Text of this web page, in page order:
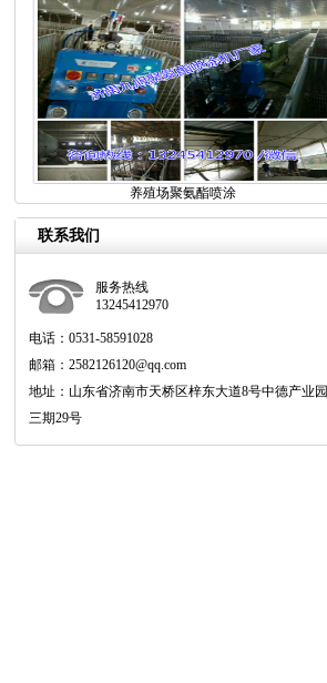
养殖场聚氨酯喷涂
联系我们
服务热线
13245412970
电话：0531-58591028
邮箱：2582126120@qq.com
地址：山东省济南市天桥区梓东大道8号中德产业园
三期29号